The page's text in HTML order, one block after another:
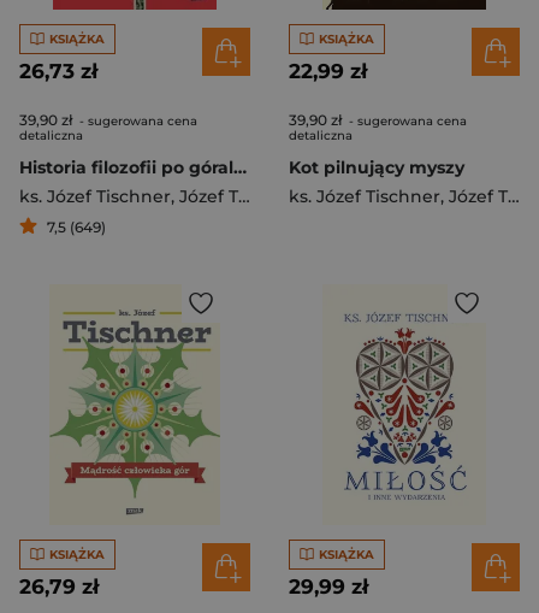
KSIĄŻKA
26,73 zł
39,90 zł - sugerowana cena
detaliczna
Historia filozofii po góralsku
ks. Józef Tischner, Józef Tischner
7,5 (649)
KSIĄŻKA
22,99 zł
39,90 zł - sugerowana cena
detaliczna
Kot pilnujący myszy
ks. Józef Tischner, Józef Tischner
KSIĄŻKA
26,79 zł
KSIĄŻKA
29,99 zł